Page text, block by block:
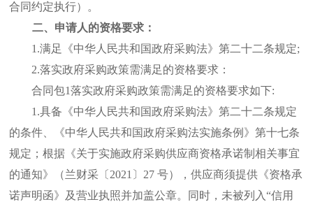
合同约定执行） 。
二、申请人的资格要求：
1.满足《中华人民共和国政府采购法》第二十二条规定;
2.落实政府采购政策需满足的资格要求：
合同包1落实政府采购政策需满足的资格要求如下:
1.具备《中华人民共和国政府采购法》第二十二条规定
的条件、《中华人民共和国政府采购法实施条例》第十七条
规定；根据《关于实施政府采购供应商资格承诺制相关事宜
的通知》（兰财采〔2021〕27 号），供应商须提供《资格承
诺声明函》及营业执照并加盖公章。同时，未被列入“信用